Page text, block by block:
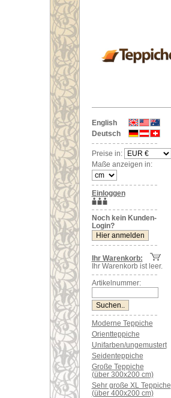
English
Deutsch
Preise in:
Maße anzeigen in:
Einloggen
Noch kein Kunden-
Login?
Ihr Warenkorb:
Ihr Warenkorb ist leer.
Artikelnummer:
Moderne Teppiche
Orientteppiche
Unifarben/ungemustert
Seidenteppiche
Große Teppiche
(über 300x200 cm)
Sehr große XL Teppiche
(über 400x200 cm)